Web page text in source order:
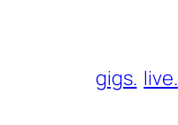
gigs. live.